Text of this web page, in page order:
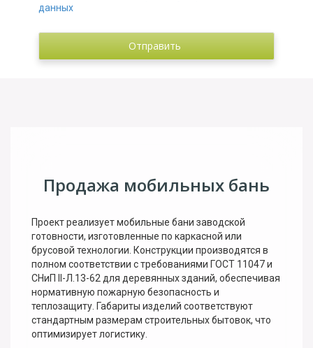
данных
Продажа мобильных бань
Проект реализует мобильные бани заводской
готовности, изготовленные по каркасной или
брусовой технологии. Конструкции производятся в
полном соответствии с требованиями ГОСТ 11047 и
СНиП II-Л.13-62 для деревянных зданий, обеспечивая
нормативную пожарную безопасность и
теплозащиту. Габариты изделий соответствуют
стандартным размерам строительных бытовок, что
оптимизирует логистику.